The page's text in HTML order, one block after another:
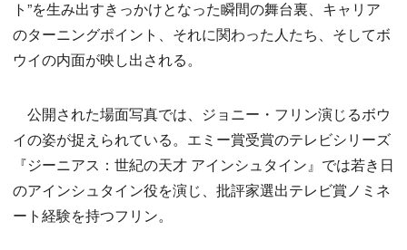
ト”を生み出すきっかけとなった瞬間の舞台裏、キャリア
のターニングポイント、それに関わった人たち、そしてボ
ウイの内面が映し出される。
公開された場面写真では、ジョニー・フリン演じるボウ
イの姿が捉えられている。エミー賞受賞のテレビシリーズ
『ジーニアス：世紀の天才 アインシュタイン』では若き日
のアインシュタイン役を演じ、批評家選出テレビ賞ノミネ
ート経験を持つフリン。